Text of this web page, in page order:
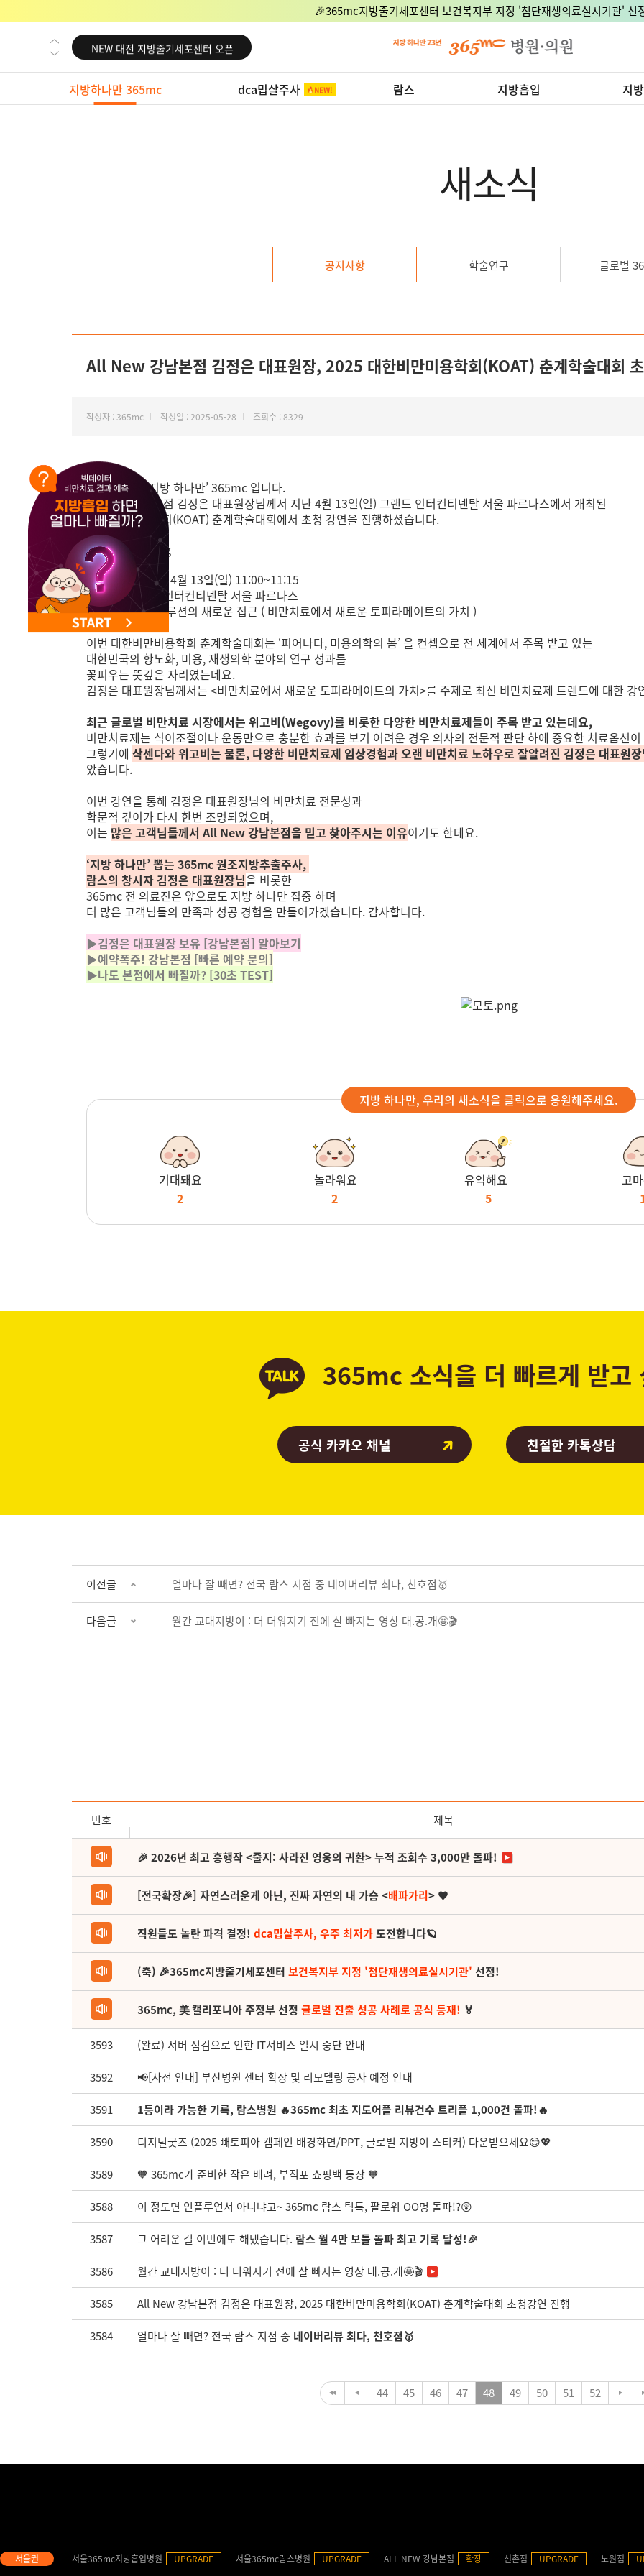
🎉365mc지방줄기세포센터 보건복지부 지정 '첨단재생의료실시기관' 선
NEW 교대 지방줄기세포센터 오픈
NEW 대전 지방줄기세포센터 오픈
NEW 노원 지방줄기세포센터 오픈
NEW 미국 LA점 오픈
지방하나만 365mc dca밉살주사 람스 지방흡입 지
새소식
공지사항 학술연구 글로벌
All New 강남본점 김정은 대표원장, 2025 대한비만미용학회(KOAT) 춘계학술대회
작성자 : 365mc 작성일 : 2025-05-28 조회수 : 8329
안녕하세요. ‘지방 하나만’ 365mc 입니다.
All New 강남본점 김정은 대표원장님께서 지난 4월 13일(일) 그랜드 인터컨티넨탈 서울 파르나스에서 개최된
대한비만미용학회(KOAT) 춘계학술대회에서 초청 강연을 진행하셨습니다.
■ 일시 : 2025년 4월 13일(일) 11:00~11:15
■ 장소: 그랜드 인터컨티넨탈 서울 파르나스
■ 주제 : 비만 솔루션의 새로운 접근 ( 비만치료에서 새로운 토피라메이트의 가치 )
이번 대한비만비용학회 춘계학술대회는 ‘피어나다, 미용의학의 봄’ 을 컨셉으로 전 세계에서 주목 받고 있는
대한민국의 항노화, 미용, 재생의학 분야의 연구 성과를
꽃피우는 뜻깊은 자리였는데요.
김정은 대표원장님께서는 <비만치료에서 새로운 토피라메이트의 가치>를 주제로 최신 비만치료제 트렌드에 대한 강
최근 글로벌 비만치료 시장에서는 위고비(Wegovy)를 비롯한 다양한 비만치료제들이 주목 받고 있는데요,
비만치료제는 식이조절이나 운동만으로 충분한 효과를 보기 어려운 경우 의사의 전문적 판단 하에 중요한 치료옵션
그렇기에 삭센다와 위고비는 물론, 다양한 비만치료제 임상경험과오랜 비만치료 노하우로 잘알려진 김정은 대표원
았습니다.
이번 강연을 통해 김정은 대표원장님의 비만치료 전문성과
학문적 깊이가 다시 한번 조명되었으며,
이는 많은 고객님들께서 All New 강남본점을 믿고 찾아주시는 이유이기도 한데요.
‘지방 하나만’ 뽑는 365mc 원조지방추출주사,
람스의 창시자 김정은 대표원장님을 비롯한
365mc 전 의료진은 앞으로도 지방 하나만 집중 하며
더 많은 고객님들의 만족과 성공 경험을 만들어가겠습니다. 감사합니다.
▶김정은 대표원장 보유 [강남본점] 알아보기
▶예약폭주! 강남본점 [빠른 예약 문의]
▶나도 본점에서 빠질까? [30초 TEST]
지방 하나만, 우리의 새소식을 클릭으로 응원해주세요.
기대돼요
2
놀라워요
2
유익해요
5
고
365mc 소식을 더 빠르게 받고
공식 카카오 채널 친절한 카톡상담
이전글 얼마나 잘 빼면? 전국 람스 지점 중 네이버리뷰 최다, 천호점🥇
다음글 월간 교대지방이 : 더 더워지기 전에 살 빠지는 영상 대.공.개🤩🎬
번호 제목
🎉 2026년 최고 흥행작 <줄지: 사라진 영웅의 귀환> 누적 조회수 3,000만 돌파!
[전국확장🎉] 자연스러운게 아닌, 진짜 자연의 내 가슴 <배파가리> ♥
직원들도 놀란 파격 결정! dca밉살주사, 우주 최저가도전합니다🪐
(축) 🎉365mc지방줄기세포센터 보건복지부 지정 '첨단재생의료실시기관' 선정!
365mc, 美 캘리포니아 주정부 선정 글로벌 진출 성공 사례로 공식 등재! 🏅
3593 (완료) 서버 점검으로 인한 IT서비스 일시 중단 안내
3592 📢[사전 안내] 부산병원 센터 확장 및 리모델링 공사 예정 안내
3591 1등이라 가능한 기록, 람스병원 🔥365mc 최초 지도어플 리뷰건수 트리플 1,000건 돌파!🔥
3590 디지털굿즈 (2025 빼토피아 캠페인 배경화면/PPT, 글로벌 지방이 스티커) 다운받으세요😊💖
3589 🧡 365mc가 준비한 작은 배려, 부직포 쇼핑백 등장 🧡
3588 이 정도면 인플루언서 아니냐고~ 365mc 람스 틱톡, 팔로워 OO명 돌파!?😲
3587 그 어려운 걸 이번에도 해냈습니다. 람스 월 4만 보틀 돌파 최고 기록 달성!🎉
3586 월간 교대지방이 : 더 더워지기 전에 살 빠지는 영상 대.공.개🤩🎬
3585 All New 강남본점 김정은 대표원장, 2025 대한비만미용학회(KOAT) 춘계학술대회 초청강연 진행
3584 얼마나 잘 빼면? 전국 람스 지점 중 네이버리뷰 최다, 천호점🥇
44 45 46 47 48 49 50 51 52
서울365mc지방흡입병원 UPGRADE 서울365mc람스병원 UPGRADE ALL NEW 강남본점 확장 신촌점 UPGRADE 노원점